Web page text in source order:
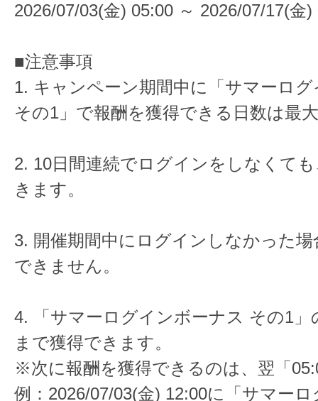
2026/07/03(金) 05:00 ～ 2026/07/17(金)
■注意事項
1. キャンペーン期間中に「サマーロ
その1」で報酬を獲得できる日数は最
2. 10日間連続でログインをしなくて
きます。
3. 開催期間中にログインしなかった場
できません。
4. 「サマーログインボーナス その1」
まで獲得できます。
※次に報酬を獲得できるのは、翌「
例：2026/07/03(金) 12:00に「サマー